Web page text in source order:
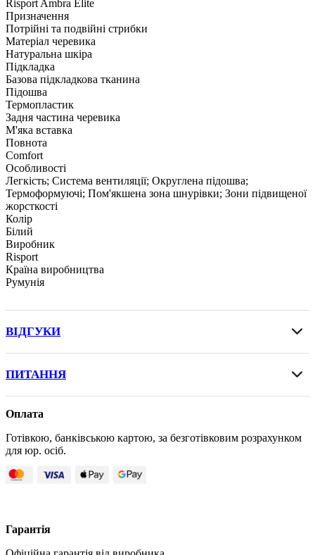
Risport Ambra Elite
Призначення
Потрійні та подвійні стрибки
Матеріал черевика
Натуральна шкіра
Підкладка
Базова підкладкова тканина
Підошва
Термопластик
Задня частина черевика
М'яка вставка
Повнота
Comfort
Особливості
Легкість; Система вентиляції; Округлена підошва;
Термоформуючі; Пом'якшена зона шнурівки; Зони підвищеної
жорсткості
Колір
Білий
Виробник
Risport
Країна виробництва
Румунія
ВІДГУКИ
ПИТАННЯ
Оплата
Готівкою, банківською картою, за безготівковим розрахунком
для юр. осіб.
Гарантія